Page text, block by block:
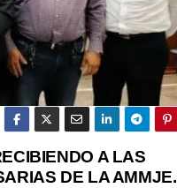
A LAS
DE LA AMMJE.